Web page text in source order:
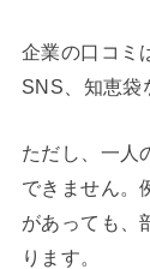
企業の口コミ
SNS、知恵袋
ただし、一人
できません。
があっても、
ります。